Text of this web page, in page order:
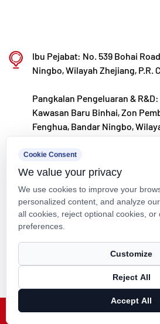
polimer.
Ibu Pejabat: No. 539 Bohai
Ningbo, Wilayah Zhejiang, P.R.
Pangkalan Pengeluaran &
Kawasan Baru Binhai, Zon
Fenghua, Bandar Ningbo,
kxpv@kxpv.com
+86-18067123177
Hak Cipta © Kaixin Pipeline Technologies
Terpelihara.
Smart Cloud
Cookie Consent
We value your privacy
We use cookies to improve your
personalized content, and analyze
all cookies, reject optional cookies, or
preferences.
Customize
Reject All
Accept All